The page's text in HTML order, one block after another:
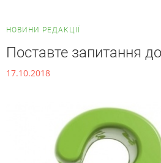
НОВИНИ РЕДАКЦІЇ
Поставте запитання
17.10.2018